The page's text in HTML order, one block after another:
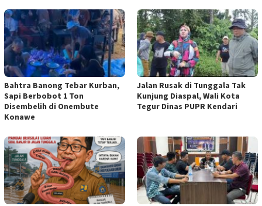
Bahtra Banong Tebar Kurban,
Sapi Berbobot 1 Ton
Disembelih di Onembute
Konawe
Jalan Rusak di Tunggala Tak
Kunjung Diaspal, Wali Kota
Tegur Dinas PUPR Kendari